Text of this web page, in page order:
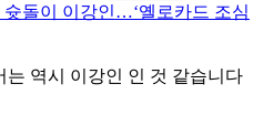
돌이 이강인…‘옐로카드 조심